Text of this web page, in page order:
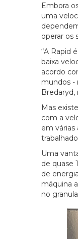
Embora
uma
operar os
“A Rapid
baixa
acordo
mundos -
Bredaryd,
Mas
com a
em várias
Uma
de quase
de
máquina
no